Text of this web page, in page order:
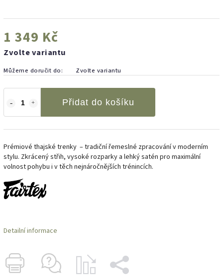
1 349 Kč
Zvolte variantu
Můžeme doručit do: Zvolte variantu
Přidat do košíku
Prémiové thajské trenky – tradiční řemeslné zpracování v moderním
stylu. Zkrácený střih, vysoké rozparky a lehký satén pro maximální
volnost pohybu i v těch nejnáročnějších trénincích.
Detailní informace